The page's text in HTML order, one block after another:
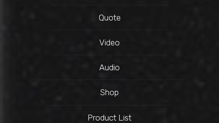
Quote
Video
Audio
Shop
Product List